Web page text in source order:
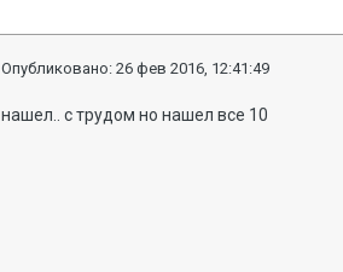
Опубликовано:26 фев 2016, 12:41:49
нашел.. с трудом но нашел все 10